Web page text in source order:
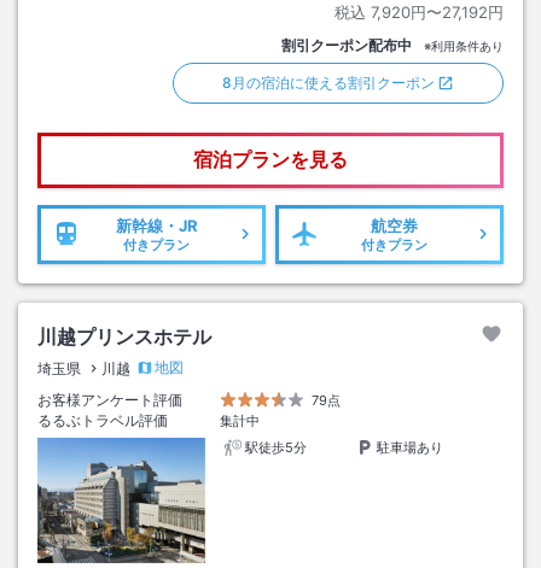
税込 7,920円〜27,192円
割引クーポン配布中 ※利用条件あり
8月の宿泊に使える割引クーポン
宿泊プランを見る
新幹線・JR
付きプラン
航空券
付きプラン
川越プリンスホテル
埼玉県 川越
地図
お客様アンケート評価
79点
るるぶトラベル評価
集計中
駅徒歩5分
駐車場あり